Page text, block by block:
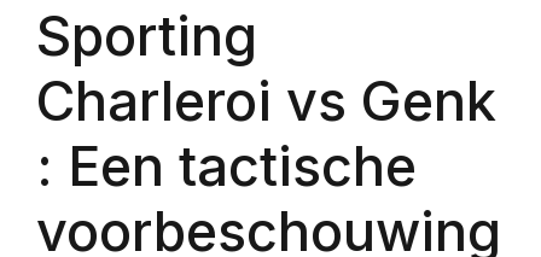
Sporting
Charleroi vs Genk
: Een tactische
voorbeschouwing